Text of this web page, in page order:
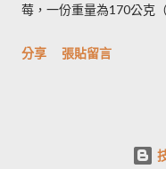
莓，一份重量為170公克
損傷、撞傷等狀況） ​ •
家三口：３天內即可享用
分享 張貼留言